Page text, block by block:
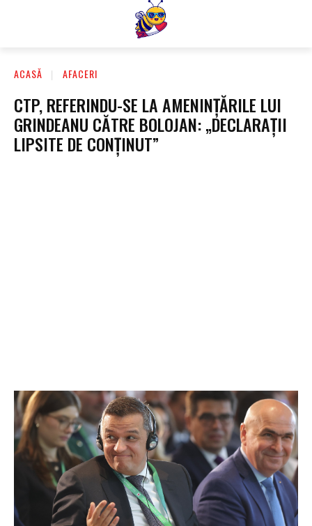
ACASĂ AFACERI
CTP, REFERINDU-SE LA AMENINȚĂRILE LUI
GRINDEANU CĂTRE BOLOJAN: „DECLARAȚII
LIPSITE DE CONȚINUT”